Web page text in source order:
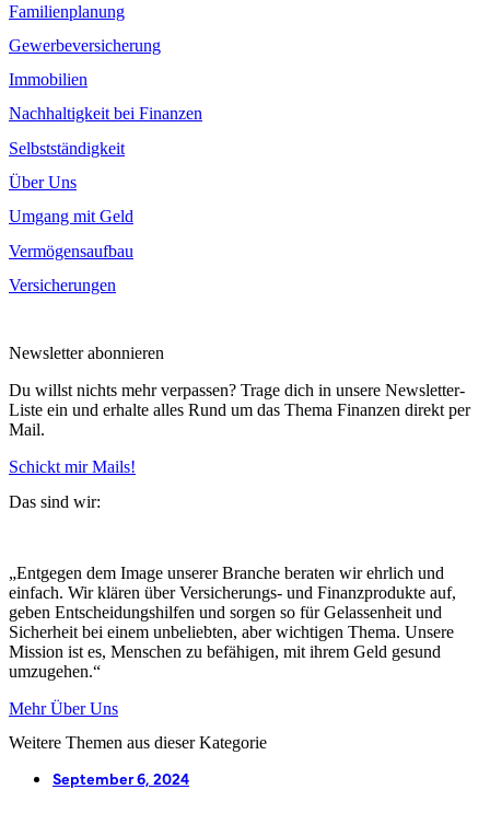
Familienplanung
Gewerbeversicherung
Immobilien
Nachhaltigkeit bei Finanzen
Selbstständigkeit
Über Uns
Umgang mit Geld
Vermögensaufbau
Versicherungen
Newsletter abonnieren
Du willst nichts mehr verpassen? Trage dich in unsere Newsletter-
Liste ein und erhalte alles Rund um das Thema Finanzen direkt per
Mail.
Schickt mir Mails!
Das sind wir:
„Entgegen dem Image unserer Branche beraten wir ehrlich und
einfach. Wir klären über Versicherungs- und Finanzprodukte auf,
geben Entscheidungshilfen und sorgen so für Gelassenheit und
Sicherheit bei einem unbeliebten, aber wichtigen Thema. Unsere
Mission ist es, Menschen zu befähigen, mit ihrem Geld gesund
umzugehen.“
Mehr Über Uns
Weitere Themen aus dieser Kategorie
September 6, 2024